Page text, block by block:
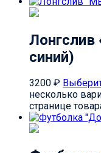
синий)
3200 ₽
несколько
странице